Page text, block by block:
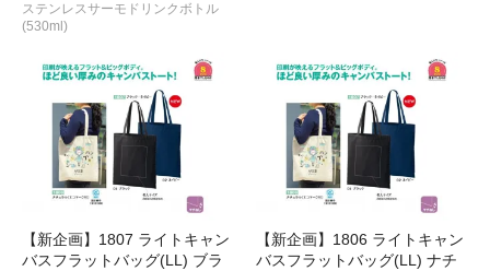
ステンレスサーモドリンクボトル
(530ml)
【新企画】1807 ライトキャン
バスフラットバッグ(LL) ブラ
【新企画】1806 ライトキャン
バスフラットバッグ(LL) ナチ